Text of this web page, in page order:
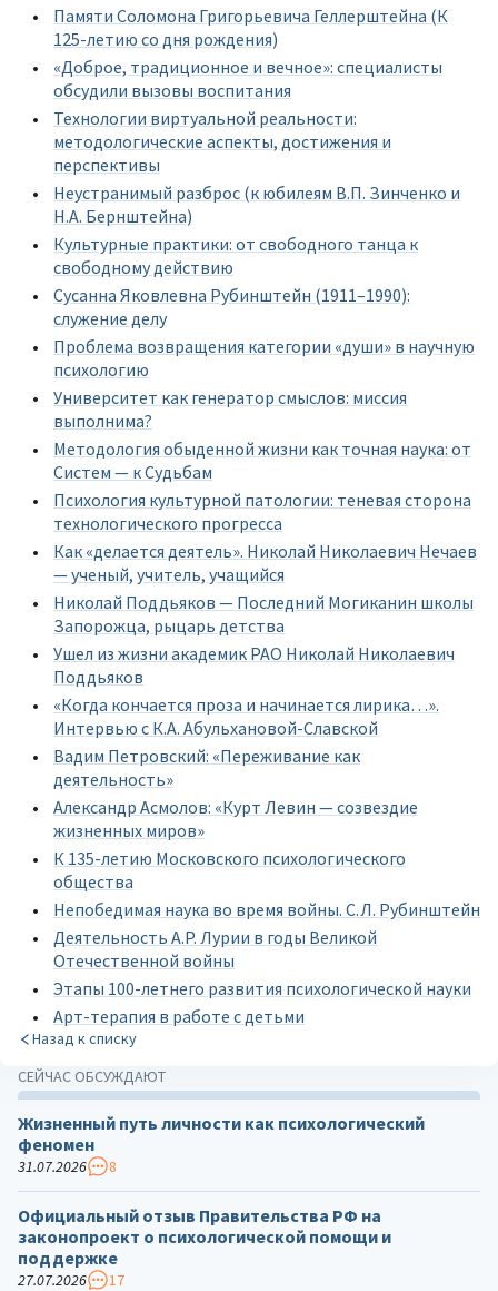
Памяти Соломона Григорьевича Геллерштейна (К
125-летию со дня рождения)
«Доброе, традиционное и вечное»: специалисты
обсудили вызовы воспитания
Технологии виртуальной реальности:
методологические аспекты, достижения и
перспективы
Неустранимый разброс (к юбилеям В.П. Зинченко и
Н.А. Бернштейна)
Культурные практики: от свободного танца к
свободному действию
Сусанна Яковлевна Рубинштейн (1911–1990):
служение делу
Проблема возвращения категории «души» в научную
психологию
Университет как генератор смыслов: миссия
выполнима?
Методология обыденной жизни как точная наука: от
Систем — к Судьбам
Психология культурной патологии: теневая сторона
технологического прогресса
Как «делается деятель». Николай Николаевич Нечаев
— ученый, учитель, учащийся
Николай Поддьяков — Последний Могиканин школы
Запорожца, рыцарь детства
Ушел из жизни академик РАО Николай Николаевич
Поддьяков
«Когда кончается проза и начинается лирика…».
Интервью с К.А. Абульхановой-Славской
Вадим Петровский: «Переживание как
деятельность»
Александр Асмолов: «Курт Левин — созвездие
жизненных миров»
К 135-летию Московского психологического
общества
Непобедимая наука во время войны. С.Л. Рубинштейн
Деятельность А.Р. Лурии в годы Великой
Отечественной войны
Этапы 100-летнего развития психологической науки
Арт-терапия в работе с детьми
Назад к списку
СЕЙЧАС ОБСУЖДАЮТ
Жизненный путь личности как психологический
феномен
31.07.2026 8
Официальный отзыв Правительства РФ на
законопроект о психологической помощи и
поддержке
27.07.2026 17